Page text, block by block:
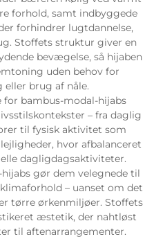
forhold, samt indbyggede
forhindrer lugtdannelse,
Stoffets struktur giver en
bevægelse, så hijaben
uden behov for
brug af nåle.
for bambus-modal-hijabs
– fra daglig
til fysisk aktivitet som
hvor afbalanceret
dagligdagsaktiviteter.
gør dem velegnede til
– uanset om det
tørre ørkenmiljøer. Stoffets
æstetik, der nahtløst
til aftenarrangementer.